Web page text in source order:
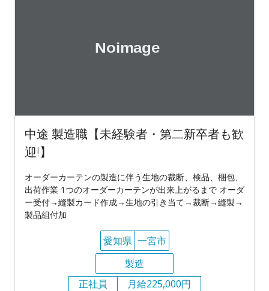
中途 製造職【未経験者・第二新卒者も歓
迎!】
オーダーカーテンの製造に伴う生地の裁断、検品、梱包、
出荷作業 1つのオーダーカーテンが出来上がるまで オーダ
ー受付→縫製カード作成→生地の引き当て→裁断→縫製→
製品組付加
愛知県 一宮市
製造
正社員
月給225,000円